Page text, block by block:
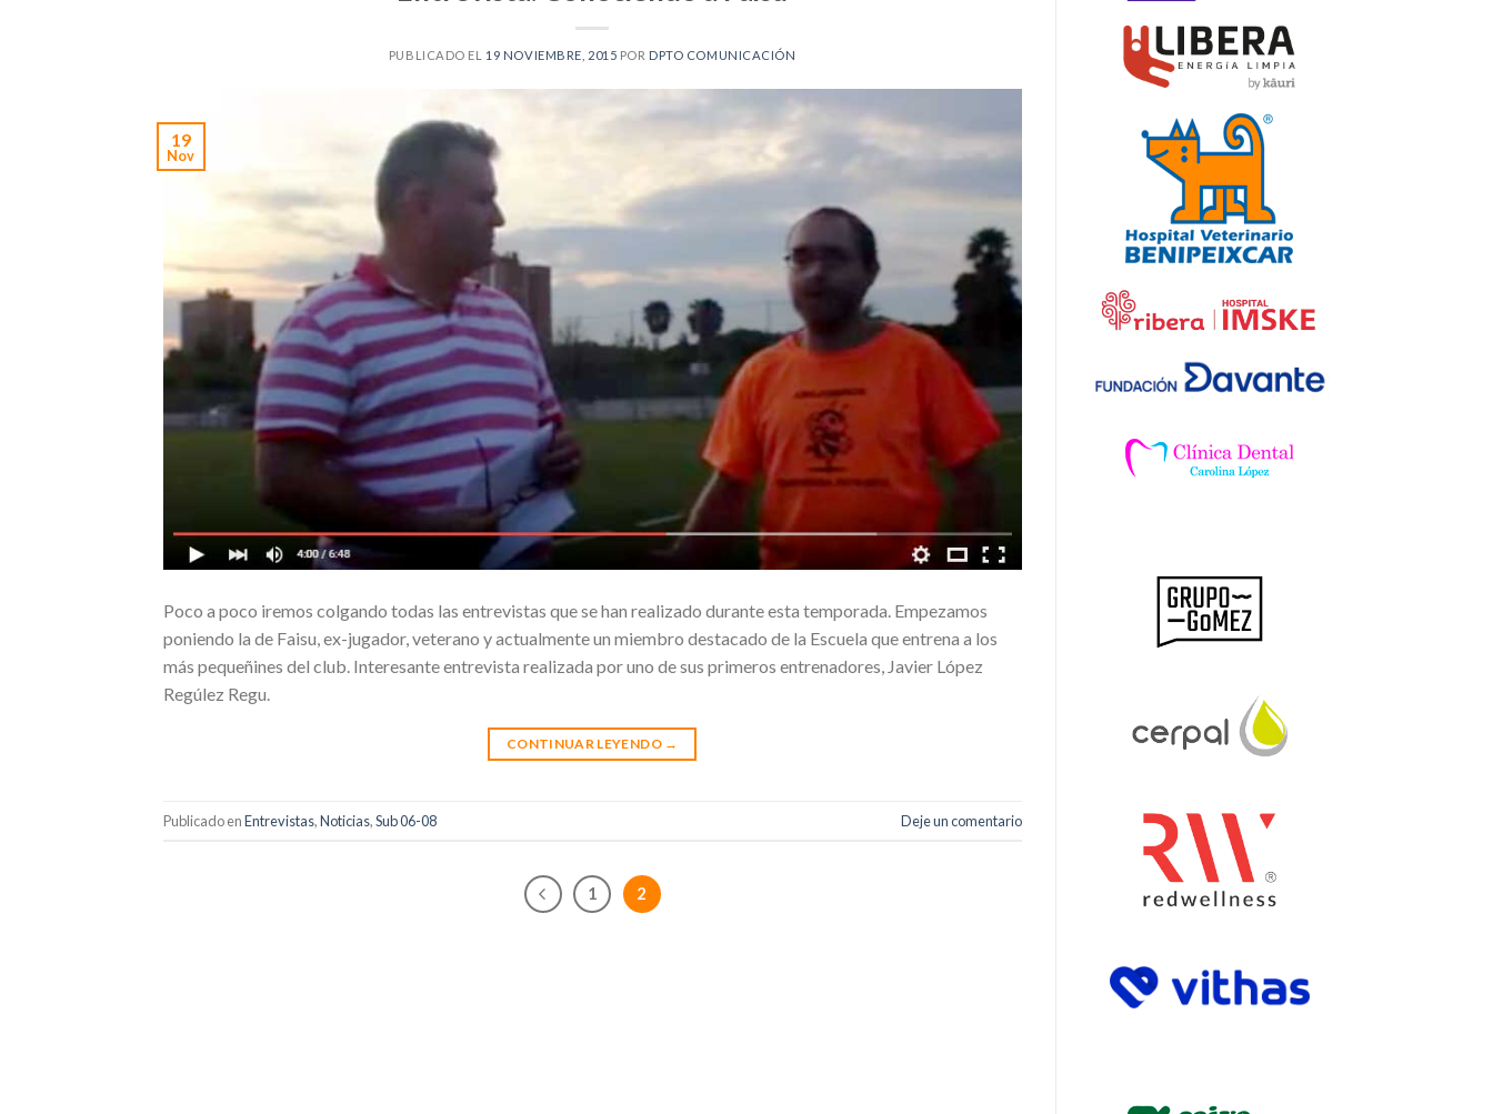
PUBLICADO EL 19 NOVIEMBRE, 2015 POR DPTO COMUNICACIÓN
19
Nov
Poco a poco iremos colgando todas las entrevistas que se han realizado durante esta temporada. Empezamos
poniendo la de Faisu, ex-jugador, veterano y actualmente un miembro destacado de la Escuela que entrena a los
más pequeñines del club. Interesante entrevista realizada por uno de sus primeros entrenadores, Javier López
Regúlez Regu.
CONTINUAR LEYENDO →
Publicado enEntrevistas,Noticias,Sub 06-08 Deje un comentario
1 2